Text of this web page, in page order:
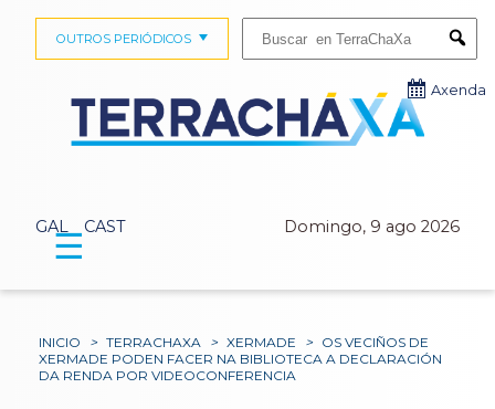
GAL CAST Domingo, 9 ago 2026
OUTROS PERIÓDICOS
Axenda
☰
INICIO > TERRACHAXA > XERMADE > OS VECIÑOS DE
XERMADE PODEN FACER NA BIBLIOTECA A DECLARACIÓN
DA RENDA POR VIDEOCONFERENCIA